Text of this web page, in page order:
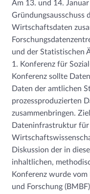
Am 13. und 14.
Gründungsausschuss
Wirtschaftsdaten
und der Statistischen
1. Konferenz für
Konferenz sollte
Daten der amtlichen
prozessproduzierten
zusammenbringen.
Dateninfrastruktur für
Diskussion der in
inhaltlichen,
Konferenz wurde
und Forschung